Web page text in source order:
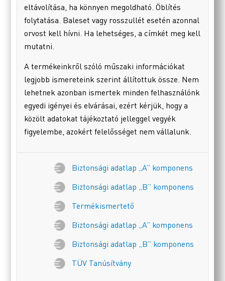
eltávolítása, ha könnyen megoldható. Öblítés
folytatása. Baleset vagy rosszullét esetén azonnal
orvost kell hívni. Ha lehetséges, a címkét meg kell
mutatni.
A termékeinkről szóló műszaki információkat
legjobb ismereteink szerint állítottuk össze. Nem
lehetnek azonban ismertek minden felhasználónk
egyedi igényei és elvárásai, ezért kérjük, hogy a
közölt adatokat tájékoztató jelleggel vegyék
figyelembe, azokért felelősséget nem vállalunk.
Biztonsági adatlap „A” komponens
Biztonsági adatlap „B” komponens
Termékismertető
Biztonsági adatlap „A” komponens
Biztonsági adatlap „B” komponens
TÜV Tanúsítvány